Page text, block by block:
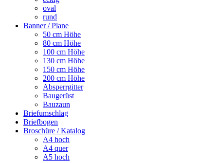
oval
rund
Banner / Plane
50 cm Höhe
80 cm Höhe
100 cm Höhe
130 cm Höhe
150 cm Höhe
200 cm Höhe
Absperrgitter
Baugerüst
Bauzaun
Briefumschlag
Briefbogen
Broschüre / Katalog
A4 hoch
A4 quer
A5 hoch